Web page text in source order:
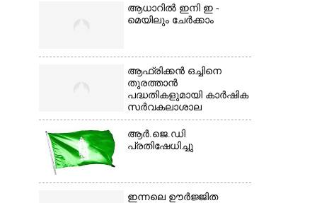
ആധാറിൽ ഇനി ഇ -
മെയിലും ചേർക്കാം
ആഫ്രിക്കൻ ഒച്ചിനെ
തുരത്താൻ
പദ്ധതികളുമായി കാർഷിക
സർവകലാശാല
ആർ.ജെ.ഡി
പ്രതിഷേധിച്ചു
ഇന്നലെ ഊർജ്ജിത